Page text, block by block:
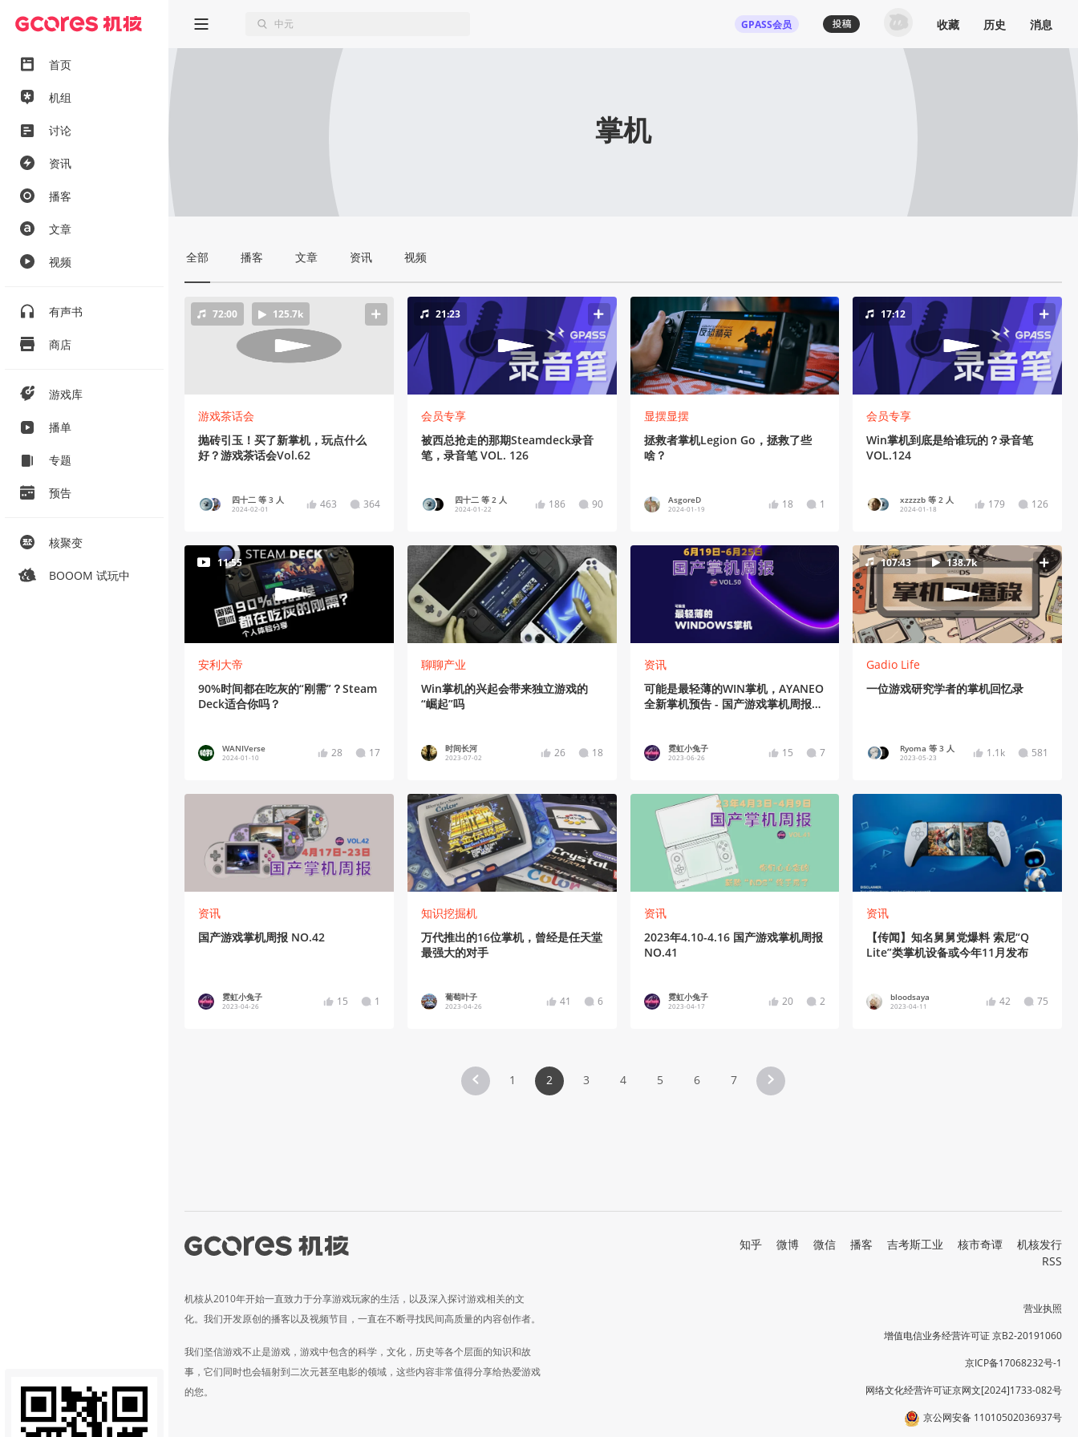
首页
机组
讨论
资讯
播客
文章
视频
有声书
商店
游戏库
播单
专题
预告
核聚变
BOOOM 试玩中
GPASS会员 收藏 历史 消息
掌机
全部 播客 文章 资讯 视频
72:00 125.7k
游戏茶话会
抛砖引玉！买了新掌机，玩点什么
好？游戏茶话会Vol.62
四十二 等 3 人
2024-02-01 463 364
21:23
会员专享
被西总抢走的那期Steamdeck录音
笔，录音笔 VOL. 126
四十二 等 2 人
2024-01-22 186 90
显摆显摆
拯救者掌机Legion Go，拯救了些
啥？
AsgoreD
2024-01-19 18 1
17:12
会员专享
Win掌机到底是给谁玩的？录音笔
VOL.124
xzzzzb 等 2 人
2024-01-18 179 126
11:55
安利大帝
90%时间都在吃灰的“刚需”？Steam
Deck适合你吗？
WANIVerse
2024-01-10 28 17
聊聊产业
Win掌机的兴起会带来独立游戏的
“崛起”吗
时间长河
2023-07-02 26 18
资讯
可能是最轻薄的WIN掌机，AYANEO
全新掌机预告 - 国产游戏掌机周报
霓虹小兔子
2023-06-26 15 7
107:43 138.7k
Gadio Life
一位游戏研究学者的掌机回忆录
Ryoma 等 3 人
2023-05-23 1.1k 581
资讯
国产游戏掌机周报 NO.42
霓虹小兔子
2023-04-26 15 1
知识挖掘机
万代推出的16位掌机，曾经是任天堂
最强大的对手
葡萄叶子
2023-04-26 41 6
资讯
2023年4.10-4.16 国产游戏掌机周报
NO.41
霓虹小兔子
2023-04-17 20 2
资讯
【传闻】知名舅舅党爆料 索尼“Q
Lite”类掌机设备或今年11月发布
bloodsaya
2023-04-11 42 75
1 2 3 4 5 6 7
机核从2010年开始一直致力于分享游戏玩家的生活，以及深入探讨游戏相关的文
化。我们开发原创的播客以及视频节目，一直在不断寻找民间高质量的内容创作者。
我们坚信游戏不止是游戏，游戏中包含的科学，文化，历史等各个层面的知识和故
事，它们同时也会辐射到二次元甚至电影的领域，这些内容非常值得分享给热爱游戏
的您。
知乎 微博 微信 播客 吉考斯工业 核市奇谭
机核发行
RSS
营业执照
增值电信业务经营许可证 京B2-20191060
京ICP备17068232号-1
网络文化经营许可证京网文[2024]1733-082号
京公网安备 11010502036937号